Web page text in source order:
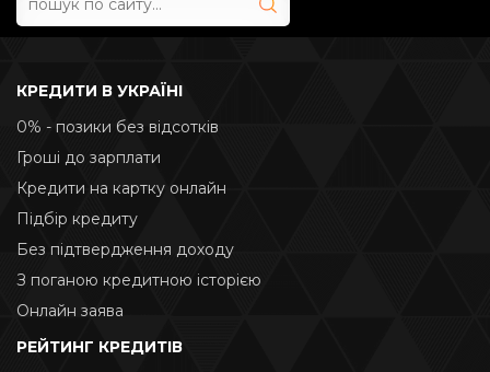
КРЕДИТИ В УКРАЇНІ
0% - позики без відсотків
Гроші до зарплати
Кредити на картку онлайн
Підбір кредиту
Без підтвердження доходу
З поганою кредитною історією
Онлайн заява
РЕЙТИНГ КРЕДИТІВ